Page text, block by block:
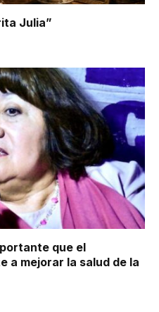
Julia”
que el
a mejorar la salud de la